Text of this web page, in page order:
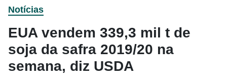
Notícias
EUA vendem 339,3 mil t de
soja da safra 2019/20 na
semana, diz USDA